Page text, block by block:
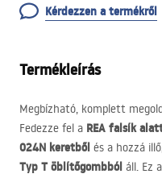
Kérdezzen a termékről
Termékleírás
Megbízható, komplett
Fedezze fel a REA falsík
024N keretből és a hozzá
Typ T öblítőgombból áll. Ez a